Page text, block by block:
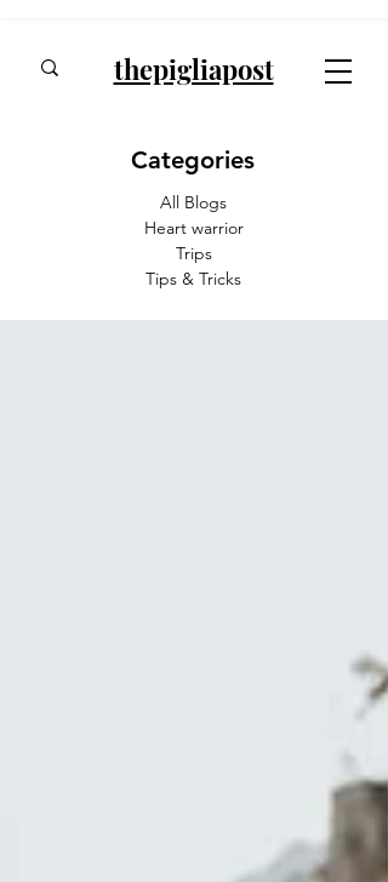
thepigliapost
Categories
All Blogs
Heart warrior
Trips
Tips & Tricks